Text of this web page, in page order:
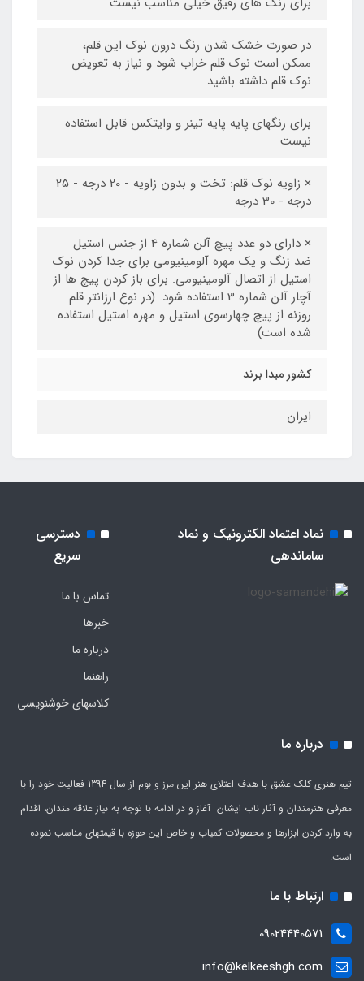
در صورت خشک شدن رنگ درون نوک این قلم،
ممکن است نوک قلم خراب شود و نیاز به تعویض
نوک قلم داشته باشید
برای رنگهای پایه پایه تینر و وایتکس قابل استفاده
نیست
× زاویه نوک قلم: تخت و بدون زاویه - 20 درجه - 25
درجه - 30 درجه
× دارای دو عدد پیچ آلن شماره 4 از جنس استیل
ضد زنگ و یک مهره آلومینیومی برای جدا کردن نوک
استیل از اتصال آلومینیومی. برای باز کردن پیچ ها از
آچار آلن شماره 3 استفاده شود. (در نوع ارزانتر قلم
روزنه از پیچ چهارسوی استیل و مهره استیل استفاده
شده است)
کشور مبدا برند
ایران
نماد اعتماد الکترونیک و نماد
ساماندهی
دسترسی
سریع
تماس با ما
خبرها
درباره ما
راهنما
کلاسهای خوشنویسی
درباره ما
تیم هنری کلک عشق با هدف اعتلای هنر این مرز و بوم از سال 1394 فعالیت خود را با
معرفی هنرمندان و آثار ناب ایشان آغاز و در ادامه با توجه به نیاز علاقه مندان، اقدام
به وارد کردن ابزارها و محصولات کمیاب و خاص این حوزه با قیمتهای مناسب نموده
است.
ارتباط با ما
09024440571
info@kelkeeshgh.com